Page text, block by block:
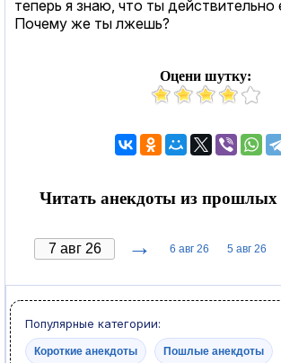
теперь я знаю, что ты
Почему же ты лжешь?
Оцени шутку:
Читать анекдоты из прошлых
→ 6 авг 26 5 авг 26
Популярные категории:
Короткие анекдоты Пошлые анекдоты